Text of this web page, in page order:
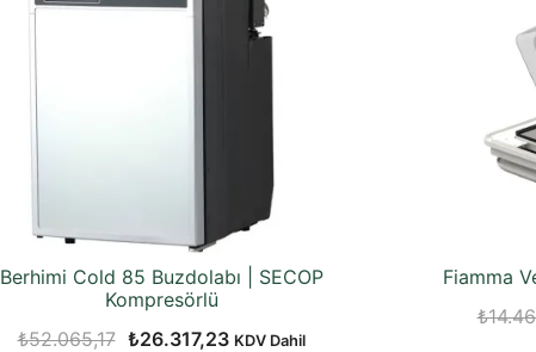
Berhimi Cold 85 Buzdolabı | SECOP
Kompresörlü
₺52.065,17 Orijinal
₺26.317,23Şu
KDV Dahil
Fiamma
₺